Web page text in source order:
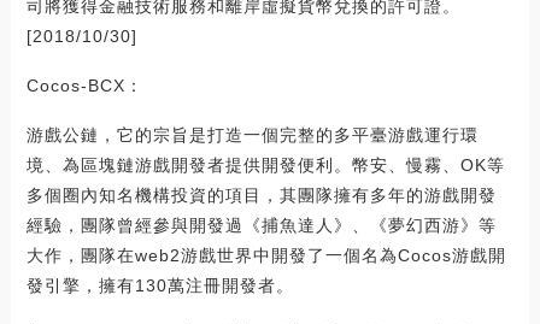
司將獲得金融技術服務和離岸虛擬貨幣兌換的許可證。
[2018/10/30]
Cocos-BCX：
游戲公鏈，它的宗旨是打造一個完整的多平臺游戲運行環
境、為區塊鏈游戲開發者提供開發便利。幣安、慢霧、OK等
多個圈內知名機構投資的項目，其團隊擁有多年的游戲開發
經驗，團隊曾經參與開發過《捕魚達人》、《夢幻西游》等
大作，團隊在web2游戲世界中開發了一個名為Cocos游戲開
發引擎，擁有130萬注冊開發者。